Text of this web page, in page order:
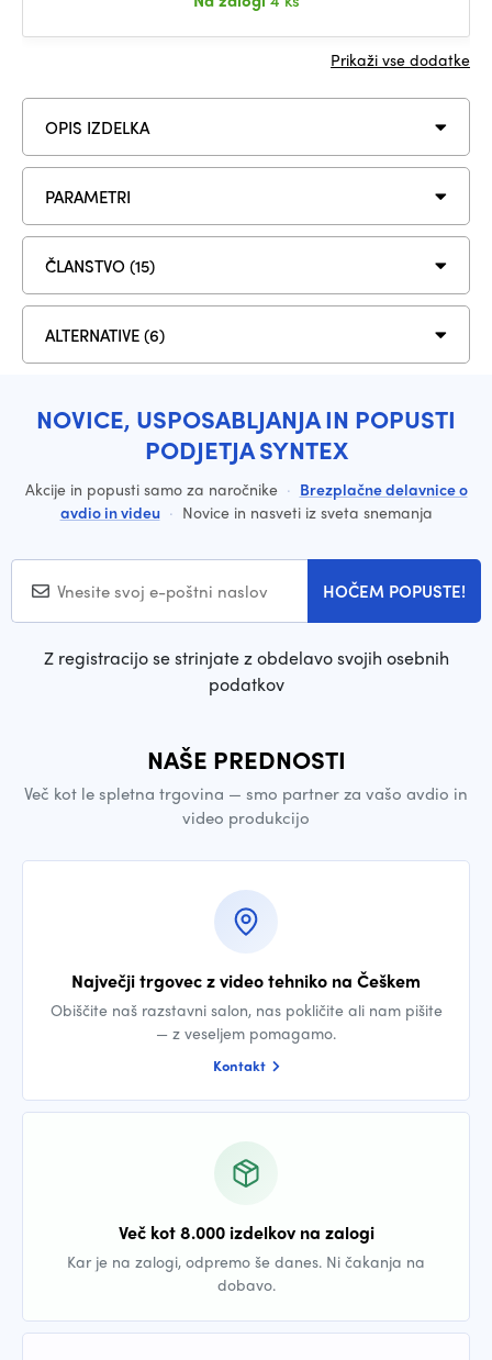
Prikaži vse dodatke
OPIS IZDELKA
PARAMETRI
ČLANSTVO (15)
ALTERNATIVE (6)
NOVICE, USPOSABLJANJA IN POPUSTI
PODJETJA SYNTEX
Akcije in popusti samo za naročnike · Brezplačne delavnice o
avdio in videu · Novice in nasveti iz sveta snemanja
HOČEM POPUSTE!
Z registracijo se strinjate z obdelavo svojih osebnih
podatkov
NAŠE PREDNOSTI
Več kot le spletna trgovina — smo partner za vašo avdio in
video produkcijo
Največji trgovec z video tehniko na Češkem
Obiščite naš razstavni salon, nas pokličite ali nam pišite
— z veseljem pomagamo.
Kontakt
Več kot 8.000 izdelkov na zalogi
Kar je na zalogi, odpremo še danes. Ni čakanja na
dobavo.